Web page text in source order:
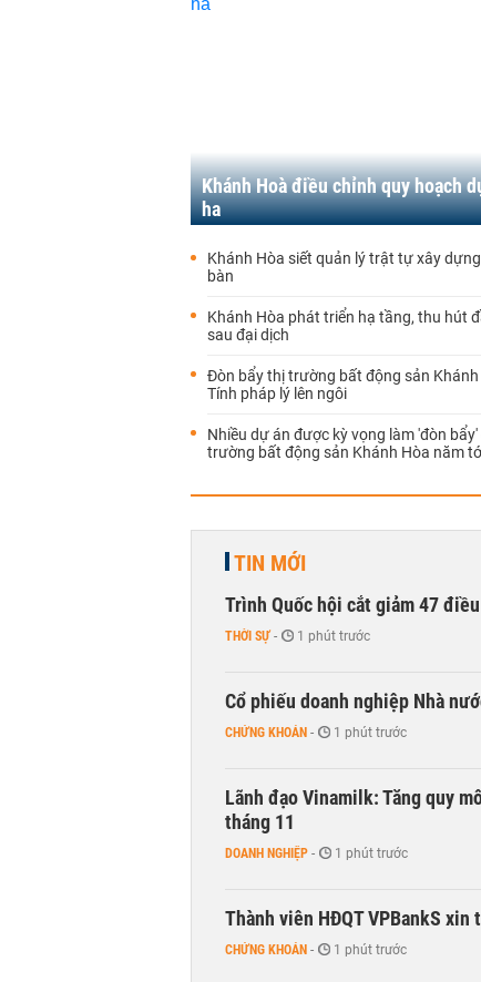
Khánh Hoà điều chỉnh quy hoạch
ha
Khánh Hòa siết quản lý trật tự xây
bàn
Khánh Hòa phát triển hạ tầng, thu hút
sau đại dịch
Đòn bẩy thị trường bất động sản Khánh
Tính pháp lý lên ngôi
Nhiều dự án được kỳ vọng làm 'đòn
trường bất động sản Khánh Hòa năm
TIN MỚI
Trình Quốc hội cắt giảm 47
THỜI SỰ - 1 phút trước
Cổ phiếu doanh nghiệp Nhà
CHỨNG KHOÁN - 1 phút trước
Lãnh đạo Vinamilk: Tăng quy
tháng 11
DOANH NGHIỆP - 1 phút trước
Thành viên HĐQT VPBankS xin
CHỨNG KHOÁN - 1 phút trước